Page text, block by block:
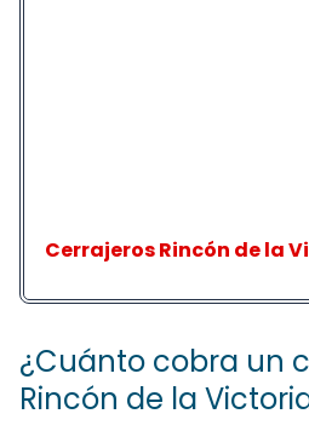
Cerrajeros Rincón de la
¿Cuánto cobra un
Rincón de la